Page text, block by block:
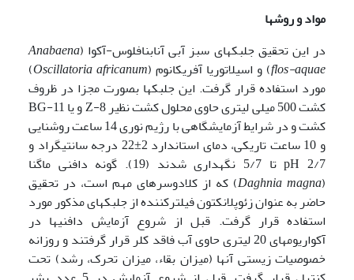
مواد و روشها
در این تحقیق جلبکهای سبز آبی آنابنافلوس-آکوا (Anabaena
flos-aquae) و اسیلاتوریا آفریکانوم ( Oscillatoriaafricanum
)
مورد استفاده قرار گرفت. این جلبکها بصورت مجزا در ظروف
کشت 500 میلی لیتری حاوی محلول کشت نظیر Z-8 و یا BG-11
کشت و در شرایط آزمایشگاهی با رژیم نوری 14 ساعت روشنایی
و 10 ساعت تاریکی، دمای استاندارد 2±22 درجه سانتیگراد و
pH 2/7 تا 5/7 نگهداری شدند (19). گونه دافنی ماگنا
(
Daghnia magna) که از کلادوسرهای مهم است، در تحقیق
حاضر به عنوان زئوپلانکتون فیلترکننده از جلبکهای مذکور مورد
استفاده قرار گرفت. قبل از شروع آزمایش دافنی­ها در
آکواریومهای 20 لیتری حاوی آب فاقد کلر قرار گرفتند و روزانه
خصوصیات زیستی آنها (میزان بقاء، میزان تحرک، رشد) تحت